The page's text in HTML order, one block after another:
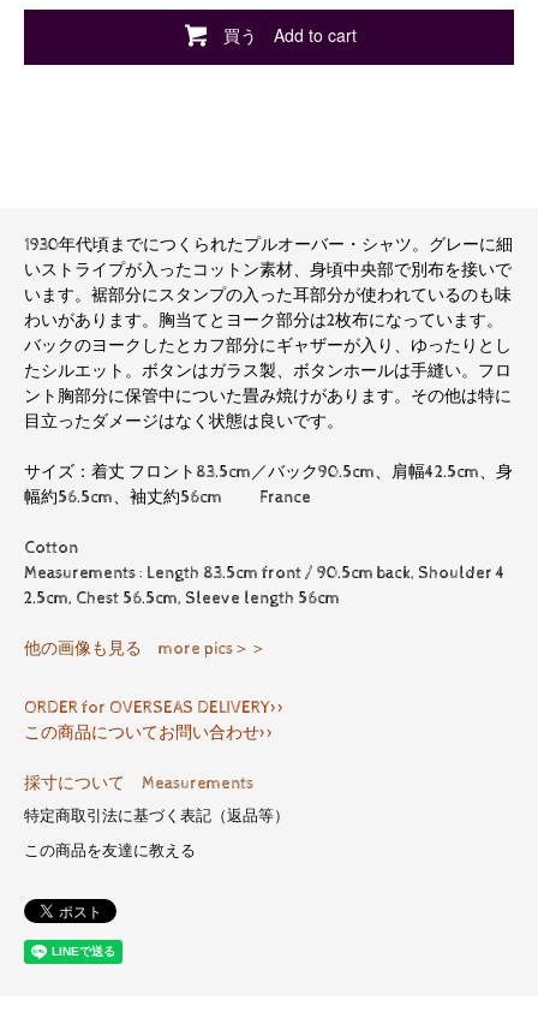
買う Add to cart
1930年代頃までにつくられたプルオーバー・シャツ。グレーに細
いストライプが入ったコットン素材、身頃中央部で別布を接いで
います。裾部分にスタンプの入った耳部分が使われているのも味
わいがあります。胸当てとヨーク部分は2枚布になっています。
バックのヨークしたとカフ部分にギャザーが入り、ゆったりとし
たシルエット。ボタンはガラス製、ボタンホールは手縫い。フロ
ント胸部分に保管中についた畳み焼けがあります。その他は特に
目立ったダメージはなく状態は良いです。
サイズ：着丈 フロント83.5cm／バック90.5cm、肩幅42.5cm、身
幅約56.5cm、袖丈約56cm France
Cotton
Measurements : Length 83.5cm front / 90.5cm back, Shoulder 4
2.5cm, Chest 56.5cm, Sleeve length 56cm
他の画像も見る more pics＞＞
ORDER for OVERSEAS DELIVERY>>
この商品についてお問い合わせ>>
採寸について Measurements
特定商取引法に基づく表記（返品等）
この商品を友達に教える